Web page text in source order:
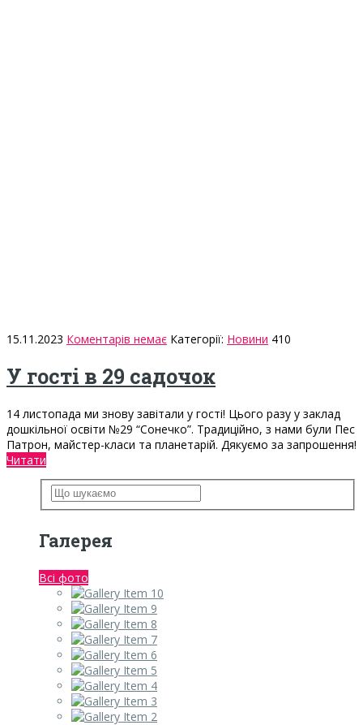
15.11.2023 Коментарів немає Категорії: Новини 410
У гості в 29 садочок
14 листопада ми знову завітали у гості! Цього разу у заклад
дошкільної освіти №29 “Сонечко”. Традиційно, з нами були Пес
Патрон, майстер-класи та планетарій. Дякуємо за запрошення!
Читати
Галерея
Всі фото